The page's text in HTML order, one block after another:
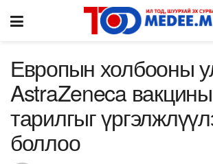
Европын холбооны
AstraZeneca вакцины
тарилгыг
боллоо